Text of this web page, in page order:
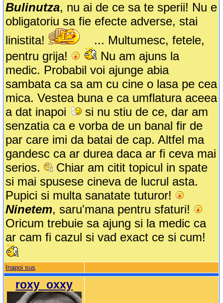
Bulinutza, nu ai de ce sa te sperii! Nu e
obligatoriu sa fie efecte adverse, stai
linistita!
... Multumesc, fetele,
pentru grija!
Nu am ajuns la
medic. Probabil voi ajunge abia
sambata ca sa am cu cine o lasa pe cea
mica. Vestea buna e ca umflatura aceea
a dat inapoi
si nu stiu de ce, dar am
senzatia ca e vorba de un banal fir de
par care imi da batai de cap. Altfel ma
gandesc ca ar durea daca ar fi ceva mai
serios.
Chiar am citit topicul in spate
si mai spusese cineva de lucrul asta.
Pupici si multa sanatate tuturor!
Ninetem, saru'mana pentru sfaturi!
Oricum trebuie sa ajung si la medic ca
ar cam fi cazul si vad exact ce si cum!
Inapoi sus
roxy_oxxy